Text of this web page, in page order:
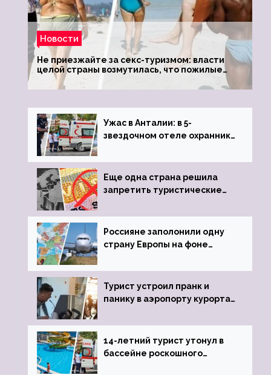
Новости
Не приезжайте за секс-туризмом: власти
целой страны возмутилась, что пожилые
туристки массово едут к ним, чтобы
обзавестись молодыми любовниками
Ужас в Анталии: в 5-
звездочном отеле охранник
пистолета
Еще одна страна решила
запретить туристические
Россияне заполонили одну
страну Европы на фоне
виз
Турист устроил пранк и
панику в аэропорту курорта,
задержке рейса
14-летний турист утонул в
бассейне роскошного